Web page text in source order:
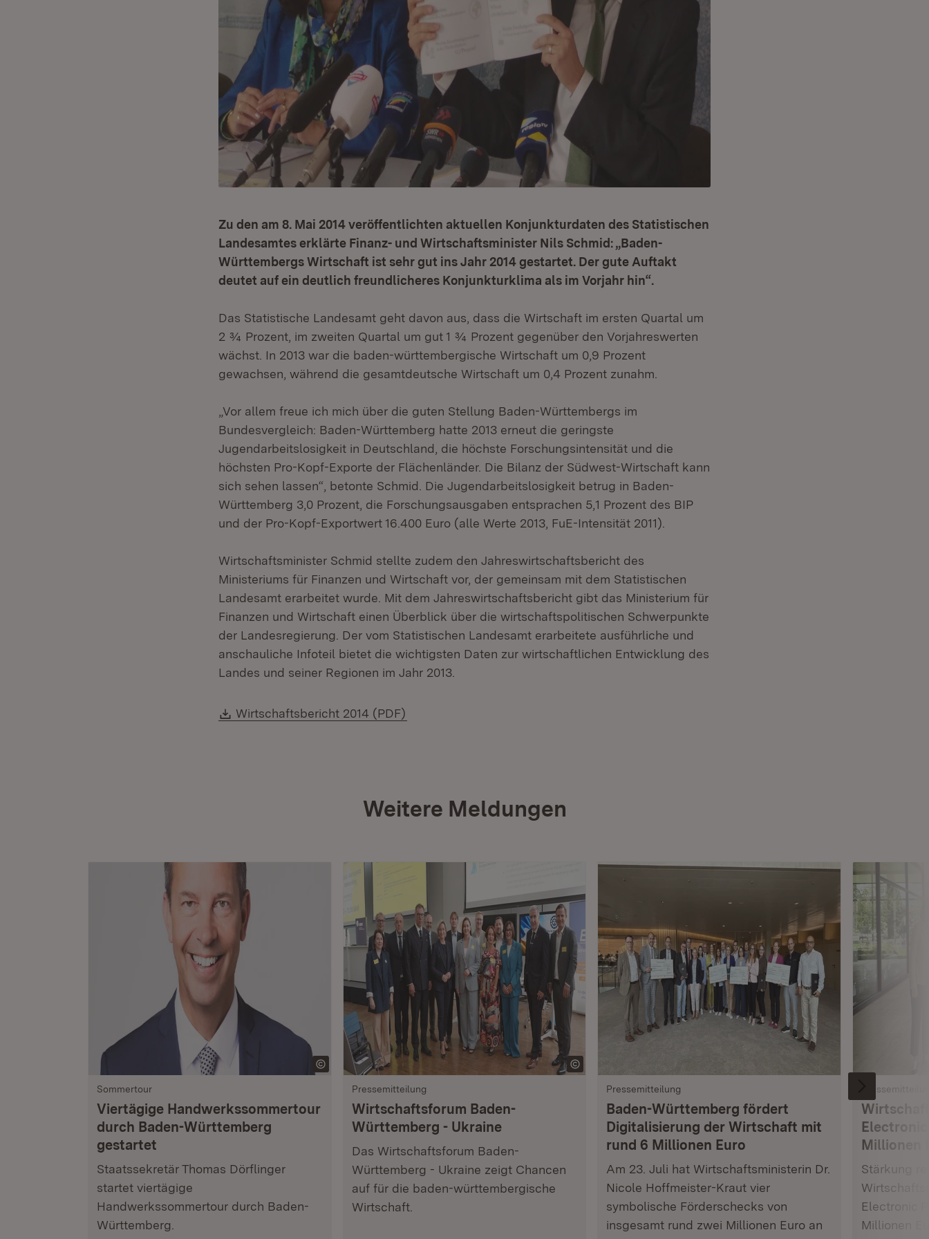
Zu den am 8. Mai 2014 veröffentlichten aktuellen Konjunkturdaten des Statistischen
Landesamtes erklärte Finanz- und Wirtschaftsminister Nils Schmid: „Baden-
Württembergs Wirtschaft ist sehr gut ins Jahr 2014 gestartet. Der gute Auftakt
deutet auf ein deutlich freundlicheres Konjunkturklima als im Vorjahr hin“.
Das Statistische Landesamt geht davon aus, dass die Wirtschaft im ersten Quartal um
2 ¾ Prozent, im zweiten Quartal um gut 1 ¾ Prozent gegenüber den Vorjahreswerten
wächst. In 2013 war die baden-württembergische Wirtschaft um 0,9 Prozent
gewachsen, während die gesamtdeutsche Wirtschaft um 0,4 Prozent zunahm.
„Vor allem freue ich mich über die guten Stellung Baden-Württembergs im
Bundesvergleich: Baden-Württemberg hatte 2013 erneut die geringste
Jugendarbeitslosigkeit in Deutschland, die höchste Forschungsintensität und die
höchsten Pro-Kopf-Exporte der Flächenländer. Die Bilanz der Südwest-Wirtschaft kann
sich sehen lassen“, betonte Schmid. Die Jugendarbeitslosigkeit betrug in Baden-
Württemberg 3,0 Prozent, die Forschungsausgaben entsprachen 5,1 Prozent des BIP
und der Pro-Kopf-Exportwert 16.400 Euro (alle Werte 2013, FuE-Intensität 2011).
Wirtschaftsminister Schmid stellte zudem den Jahreswirtschaftsbericht des
Ministeriums für Finanzen und Wirtschaft vor, der gemeinsam mit dem Statistischen
Landesamt erarbeitet wurde. Mit dem Jahreswirtschaftsbericht gibt das Ministerium für
Finanzen und Wirtschaft einen Überblick über die wirtschaftspolitischen Schwerpunkte
der Landesregierung. Der vom Statistischen Landesamt erarbeitete ausführliche und
anschauliche Infoteil bietet die wichtigsten Daten zur wirtschaftlichen Entwicklung des
Landes und seiner Regionen im Jahr 2013.
Download:
Wirtschaftsbericht 2014 (PDF)
Weitere Meldungen
Sommertour
Viertägige Handwerkssommertour
durch Baden-Württemberg
gestartet
Staatssekretär Thomas Dörflinger
startet viertägige
Handwerkssommertour durch Baden-
Württemberg.
Pressemitteilung
Wirtschaftsforum Baden-
Württemberg - Ukraine
Das Wirtschaftsforum Baden-
Württemberg - Ukraine zeigt Chancen
auf für die baden-württembergische
Wirtschaft.
Pressemitteilung
Baden-Württemberg fördert
Digitalisierung der Wirtschaft mit
rund 6 Millionen Euro
Am 23. Juli hat Wirtschaftsministerin Dr.
Nicole Hoffmeister-Kraut vier
symbolische Förderschecks von
insgesamt rund zwei Millionen Euro an
Millionen
Stärkung
Electronic
Millionen